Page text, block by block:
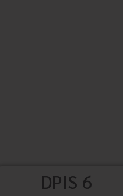
DPIS 6